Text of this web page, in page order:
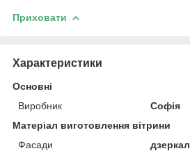
Приховати
Характеристики
Основні
Виробник
Софія
Матеріал виготовлення вітрини
Фасади